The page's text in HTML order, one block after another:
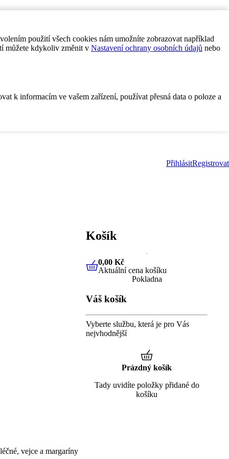
použití všech cookies nám umožníte zobrazovat například
můžete kdykoliv změnit v Nastavení ochrany osobních údajů nebo
k informacím ve vašem zařízení, používat přesná data o poloze a
PřihlásitRegistrovat
vejce a margaríny
Košík
0,00 KčAktuální cena košíku
0,00 Kč
Aktuální cena košíku
Pokladna
Váš košík
Vyberte službu, která je pro Vás
nejvhodnější
Prázdný košík
Tady uvidíte položky přidané do
košíku